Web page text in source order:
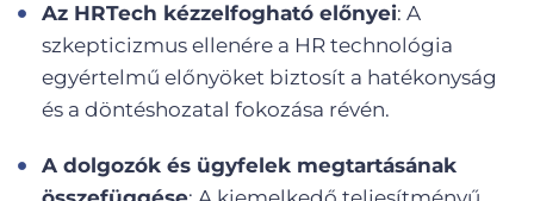
Az HRTech kézzelfogható előnyei: A
szkepticizmus ellenére a HR technológia
egyértelmű előnyöket biztosít a hatékonyság
és a döntéshozatal fokozása révén.
A dolgozók és ügyfelek megtartásának